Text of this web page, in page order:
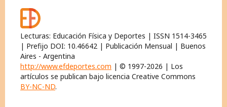
Lecturas: Educación Física y Deportes | ISSN 1514-3465
| Prefijo DOI: 10.46642 | Publicación Mensual | Buenos
Aires - Argentina
http://www.efdeportes.com | © 1997-2026 | Los
artículos se publican bajo licencia Creative Commons
BY-NC-ND.